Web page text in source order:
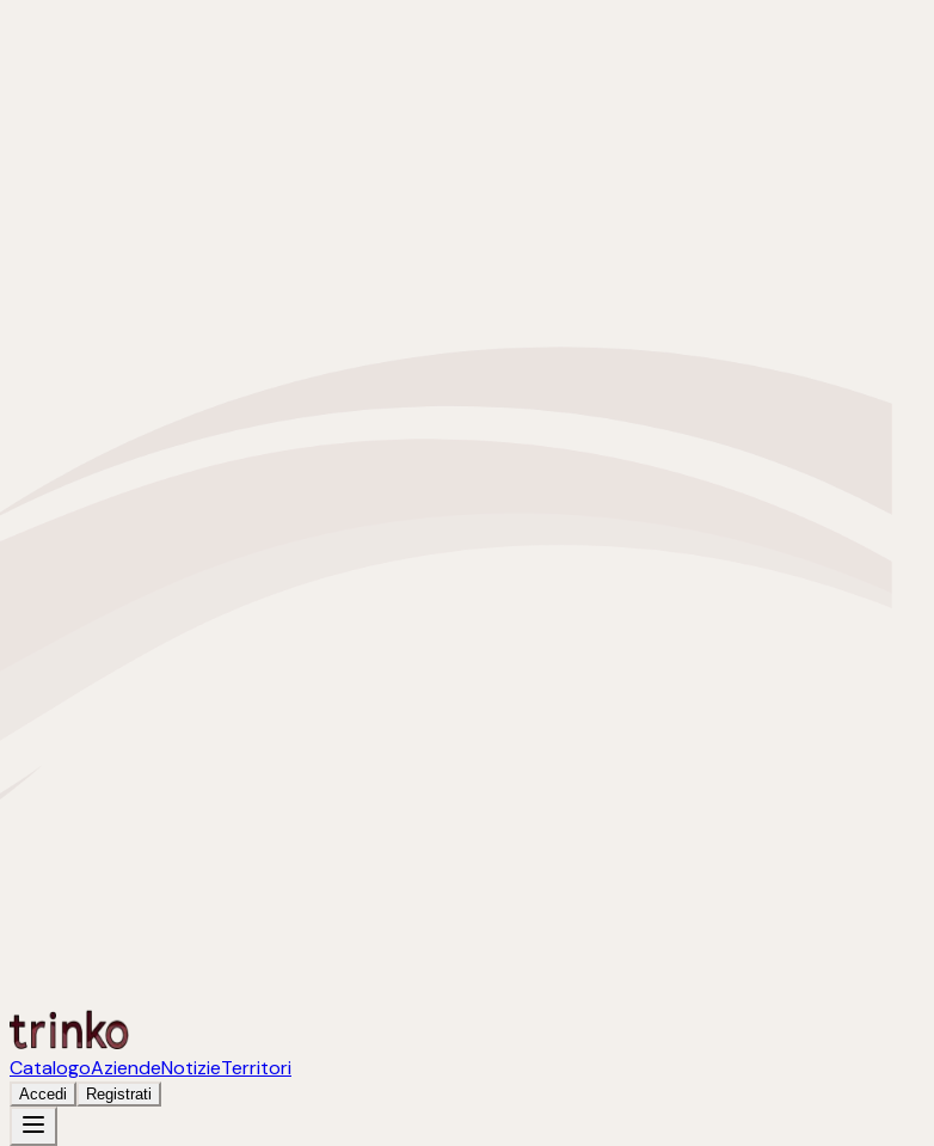
CatalogoAziendeNotizieTerritori
Accedi Registrati